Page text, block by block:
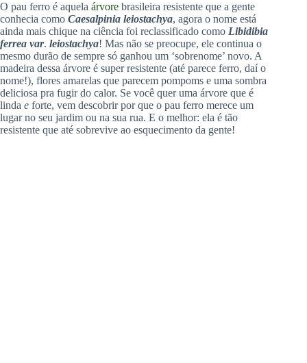
O pau ferro é aquela árvore brasileira resistente que a gente
conhecia como Caesalpinia leiostachya, agora o nome está
ainda mais chique na ciência foi reclassificado como Libidibia
ferrea var. leiostachya! Mas não se preocupe, ele continua o
mesmo durão de sempre só ganhou um ‘sobrenome’ novo. A
madeira dessa árvore é super resistente (até parece ferro, daí o
nome!), flores amarelas que parecem pompoms e uma sombra
deliciosa pra fugir do calor. Se você quer uma árvore que é
linda e forte, vem descobrir por que o pau ferro merece um
lugar no seu jardim ou na sua rua. E o melhor: ela é tão
resistente que até sobrevive ao esquecimento da gente!